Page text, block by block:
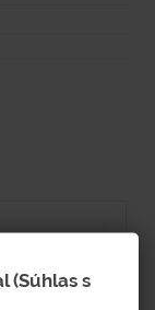
(Súhlas s